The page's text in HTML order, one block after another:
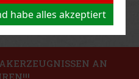
habe alles akzeptiert
24%Next
AN